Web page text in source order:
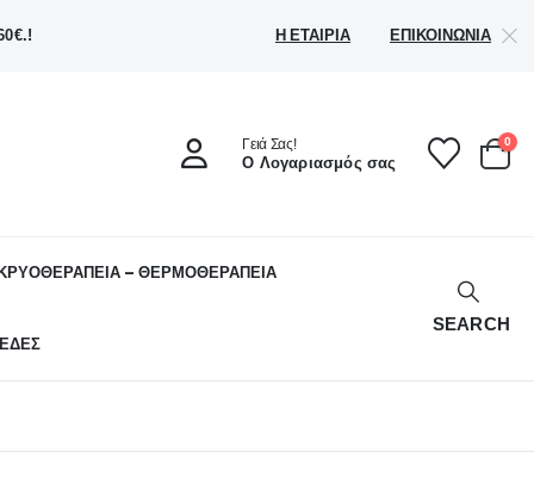
Η ΕΤΑΙΡΊΑ ΕΠΙΚΟΙΝΩΝΊΑ
Γειά Σας!
Ο Λογαριασμός σας
0
– ΘΕΡΜΟΘΕΡΑΠΕΙΑ
SEARCH